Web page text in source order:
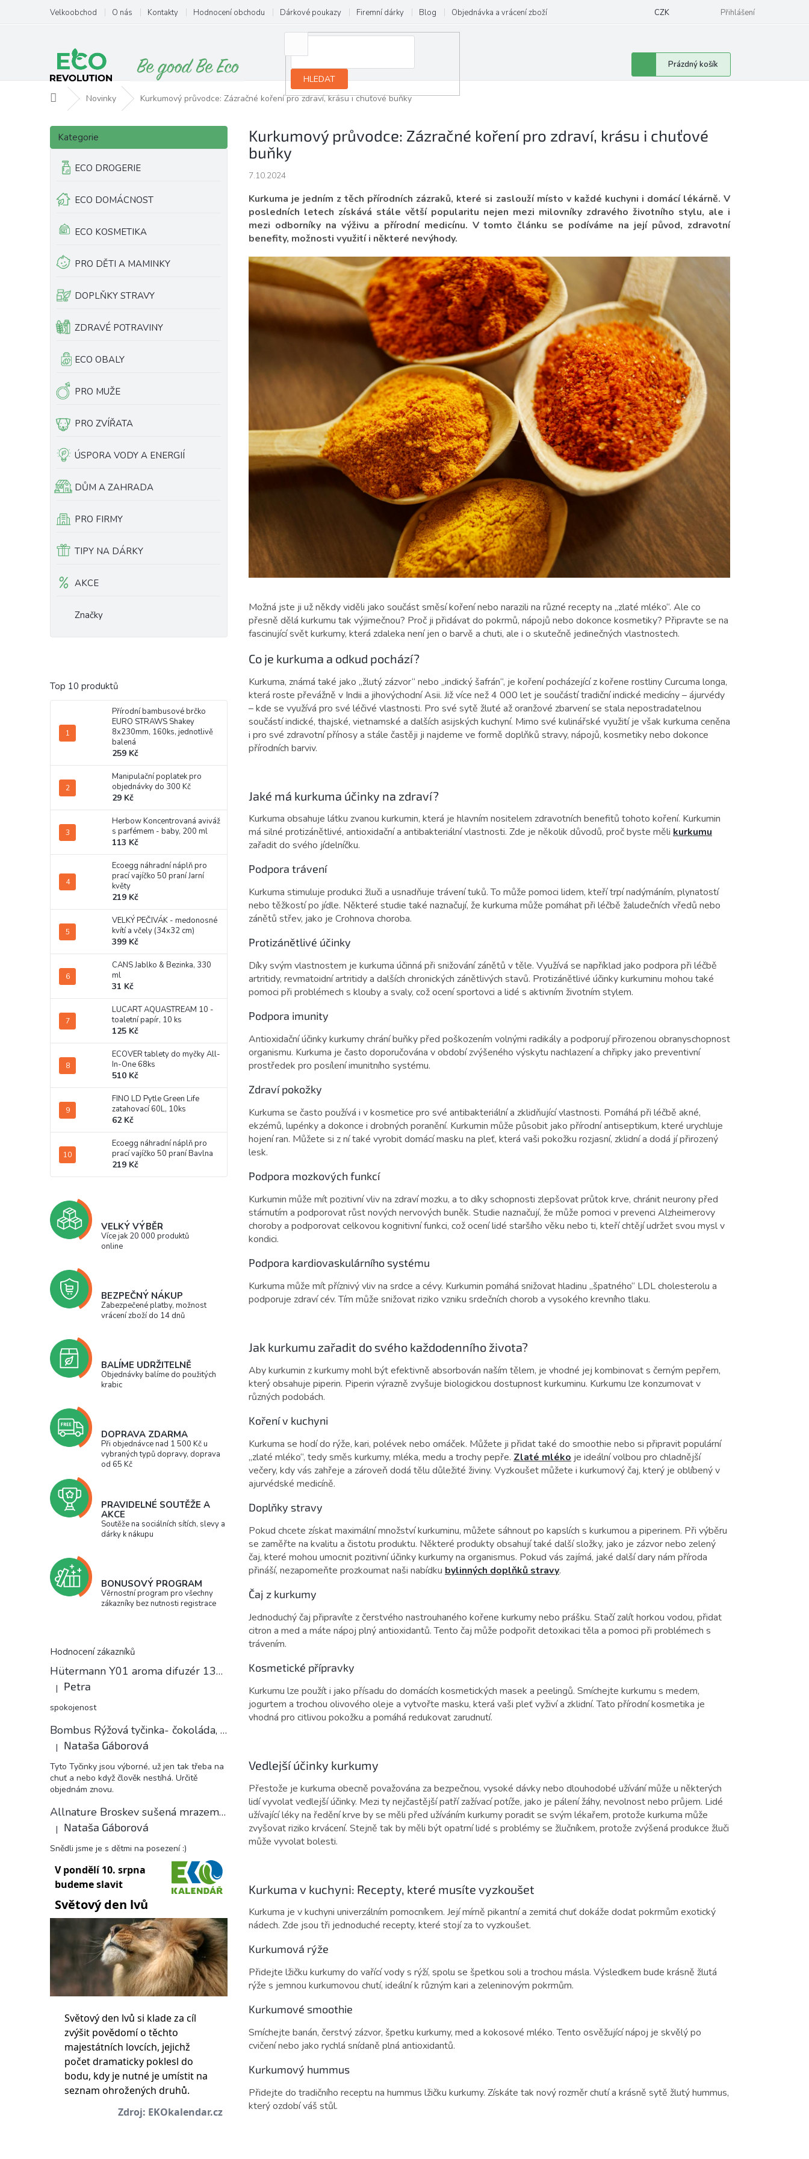
obsah
Velkoobchod O nás Kontakty Hodnocení obchodu Dárkové poukazy Firemní dárky Blog Objednávka a vrácení zboží CZK Přihlášení
HLEDAT
Nákupní
košík
Prázdný košík
Domů Novinky Kurkumový průvodce: Zázračné koření pro zdraví, krásu i chuťové buňky
P
s
n
n
Přeskočit
kategorie
Kategorie
ECO DROGERIE
ECO DOMÁCNOST
ECO KOSMETIKA
PRO DĚTI A MAMINKY
DOPLŇKY STRAVY
ZDRAVÉ POTRAVINY
ECO OBALY
PRO MUŽE
PRO ZVÍŘATA
ÚSPORA VODY A ENERGIÍ
DŮM A ZAHRADA
PRO FIRMY
TIPY NA DÁRKY
AKCE
Značky
Top 10 produktů
Přírodní bambusové brčko
EURO STRAWS Shakey
8x230mm, 160ks, jednotlivě
balená
259 Kč
Manipulační poplatek pro
objednávky do 300 Kč
29 Kč
Herbow Koncentrovaná aviváž
s parfémem - baby, 200 ml
113 Kč
Ecoegg náhradní náplň pro
prací vajíčko 50 praní Jarní
květy
219 Kč
VELKÝ PEČIVÁK - medonosné
kvítí a včely (34x32 cm)
399 Kč
CANS Jablko & Bezinka, 330
ml
31 Kč
LUCART AQUASTREAM 10 -
toaletní papír, 10 ks
125 Kč
ECOVER tablety do myčky All-
In-One 68ks
510 Kč
FINO LD Pytle Green Life
zatahovací 60L, 10ks
62 Kč
Ecoegg náhradní náplň pro
prací vajíčko 50 praní Bavlna
219 Kč
VELKÝ VÝBĚR
Více jak 20 000 produktů
online
BEZPEČNÝ NÁKUP
Zabezpečené platby, možnost
vrácení zboží do 14 dnů
BALÍME UDRŽITELNĚ
Objednávky balíme do použitých
krabic
DOPRAVA ZDARMA
Při objednávce nad 1 500 Kč u
vybraných typů dopravy, doprava
od 65 Kč
PRAVIDELNÉ SOUTĚŽE A
AKCE
Soutěže na sociálních sítích, slevy a
dárky k nákupu
BONUSOVÝ PROGRAM
Věrnostní program pro všechny
zákazníky bez nutnosti registrace
Hodnocení zákazníků
Hütermann Y01 aroma difuzér 130ml světlé dřevo - ultrazvukový, USB.
Hodnocení produktu je 5 z 5 hvězdiček.
| Petra
spokojenost
Bombus Rýžová tyčinka- čokoláda, 18 g
Hodnocení produktu je 5 z 5 hvězdiček.
| Nataša Gáborová
Tyto Tyčinky jsou výborné, už jen tak třeba na
chuť a nebo když člověk nestíhá. Určitě
objednám znovu.
Allnature Broskev sušená mrazem plátky, 15 g
Hodnocení produktu je 5 z 5 hvězdiček.
| Nataša Gáborová
Snědli jsme je s dětmi na posezení :)
Kurkumový průvodce: Zázračné koření pro zdraví, krásu i chuťové
buňky
7.10.2024
Kurkuma je jedním z těch přírodních zázraků, které si zaslouží místo v každé kuchyni i domácí lékárně. V
posledních letech získává stále větší popularitu nejen mezi milovníky zdravého životního stylu, ale i
mezi odborníky na výživu a přírodní medicínu. V tomto článku se podíváme na její původ, zdravotní
benefity, možnosti využití i některé nevýhody.
Možná jste ji už někdy viděli jako součást směsí koření nebo narazili na různé recepty na „zlaté mléko“. Ale co
přesně dělá kurkumu tak výjimečnou? Proč ji přidávat do pokrmů, nápojů nebo dokonce kosmetiky? Připravte se na
fascinující svět kurkumy, která zdaleka není jen o barvě a chuti, ale i o skutečně jedinečných vlastnostech.
Co je kurkuma a odkud pochází?
Kurkuma, známá také jako „žlutý zázvor“ nebo „indický šafrán“, je koření pocházející z kořene rostliny Curcuma longa,
která roste převážně v Indii a jihovýchodní Asii. Již více než 4 000 let je součástí tradiční indické medicíny – ájurvédy
– kde se využívá pro své léčivé vlastnosti. Pro své sytě žluté až oranžové zbarvení se stala nepostradatelnou
součástí indické, thajské, vietnamské a dalších asijských kuchyní. Mimo své kulinářské využití je však kurkuma ceněna
i pro své zdravotní přínosy a stále častěji ji najdeme ve formě doplňků stravy, nápojů, kosmetiky nebo dokonce
přírodních barviv.
Jaké má kurkuma účinky na zdraví?
Kurkuma obsahuje látku zvanou kurkumin, která je hlavním nositelem zdravotních benefitů tohoto koření. Kurkumin
má silné protizánětlivé, antioxidační a antibakteriální vlastnosti. Zde je několik důvodů, proč byste měli kurkumu
zařadit do svého jídelníčku.
Podpora trávení
Kurkuma stimuluje produkci žluči a usnadňuje trávení tuků. To může pomoci lidem, kteří trpí nadýmáním, plynatostí
nebo těžkostí po jídle. Některé studie také naznačují, že kurkuma může pomáhat při léčbě žaludečních vředů nebo
zánětů střev, jako je Crohnova choroba.
Protizánětlivé účinky
Díky svým vlastnostem je kurkuma účinná při snižování zánětů v těle. Využívá se například jako podpora při léčbě
artritidy, revmatoidní artritidy a dalších chronických zánětlivých stavů. Protizánětlivé účinky kurkuminu mohou také
pomoci při problémech s klouby a svaly, což ocení sportovci a lidé s aktivním životním stylem.
Podpora imunity
Antioxidační účinky kurkumy chrání buňky před poškozením volnými radikály a podporují přirozenou obranyschopnost
organismu. Kurkuma je často doporučována v období zvýšeného výskytu nachlazení a chřipky jako preventivní
prostředek pro posílení imunitního systému.
Zdraví pokožky
Kurkuma se často používá i v kosmetice pro své antibakteriální a zklidňující vlastnosti. Pomáhá při léčbě akné,
ekzémů, lupénky a dokonce i drobných poranění. Kurkumin může působit jako přírodní antiseptikum, které urychluje
hojení ran. Můžete si z ní také vyrobit domácí masku na pleť, která vaši pokožku rozjasní, zklidní a dodá jí přirozený
lesk.
Podpora mozkových funkcí
Kurkumin může mít pozitivní vliv na zdraví mozku, a to díky schopnosti zlepšovat průtok krve, chránit neurony před
stárnutím a podporovat růst nových nervových buněk. Studie naznačují, že může pomoci v prevenci Alzheimerovy
choroby a podporovat celkovou kognitivní funkci, což ocení lidé staršího věku nebo ti, kteří chtějí udržet svou mysl v
kondici.
Podpora kardiovaskulárního systému
Kurkuma může mít příznivý vliv na srdce a cévy. Kurkumin pomáhá snižovat hladinu „špatného“ LDL cholesterolu a
podporuje zdraví cév. Tím může snižovat riziko vzniku srdečních chorob a vysokého krevního tlaku.
Jak kurkumu zařadit do svého každodenního života?
Aby kurkumin z kurkumy mohl být efektivně absorbován naším tělem, je vhodné jej kombinovat s černým pepřem,
který obsahuje piperin. Piperin výrazně zvyšuje biologickou dostupnost kurkuminu. Kurkumu lze konzumovat v
různých podobách.
Koření v kuchyni
Kurkuma se hodí do rýže, kari, polévek nebo omáček. Můžete ji přidat také do smoothie nebo si připravit populární
„zlaté mléko“, tedy směs kurkumy, mléka, medu a trochy pepře. Zlaté mléko je ideální volbou pro chladnější
večery, kdy vás zahřeje a zároveň dodá tělu důležité živiny. Vyzkoušet můžete i kurkumový čaj, který je oblíbený v
ajurvédské medicíně.
Doplňky stravy
Pokud chcete získat maximální množství kurkuminu, můžete sáhnout po kapslích s kurkumou a piperinem. Při výběru
se zaměřte na kvalitu a čistotu produktu. Některé produkty obsahují také další složky, jako je zázvor nebo zelený
čaj, které mohou umocnit pozitivní účinky kurkumy na organismus. Pokud vás zajímá, jaké další dary nám příroda
přináší, nezapomeňte prozkoumat naši nabídku bylinných doplňků stravy.
Čaj z kurkumy
Jednoduchý čaj připravíte z čerstvého nastrouhaného kořene kurkumy nebo prášku. Stačí zalít horkou vodou, přidat
citron a med a máte nápoj plný antioxidantů. Tento čaj může podpořit detoxikaci těla a pomoci při problémech s
trávením.
Kosmetické přípravky
Kurkumu lze použít i jako přísadu do domácích kosmetických masek a peelingů. Smíchejte kurkumu s medem,
jogurtem a trochou olivového oleje a vytvořte masku, která vaši pleť vyživí a zklidní. Tato přírodní kosmetika je
vhodná pro citlivou pokožku a pomáhá redukovat zarudnutí.
Vedlejší účinky kurkumy
Přestože je kurkuma obecně považována za bezpečnou, vysoké dávky nebo dlouhodobé užívání může u některých
lidí vyvolat vedlejší účinky. Mezi ty nejčastější patří zažívací potíže, jako je pálení žáhy, nevolnost nebo průjem. Lidé
užívající léky na ředění krve by se měli před užíváním kurkumy poradit se svým lékařem, protože kurkuma může
zvyšovat riziko krvácení. Stejně tak by měli být opatrní lidé s problémy se žlučníkem, protože zvýšená produkce žluči
může vyvolat bolesti.
Kurkuma v kuchyni: Recepty, které musíte vyzkoušet
Kurkuma je v kuchyni univerzálním pomocníkem. Její mírně pikantní a zemitá chuť dokáže dodat pokrmům exotický
nádech. Zde jsou tři jednoduché recepty, které stojí za to vyzkoušet.
Kurkumová rýže
Přidejte lžičku kurkumy do vařící vody s rýží, spolu se špetkou soli a trochou másla. Výsledkem bude krásně žlutá
rýže s jemnou kurkumovou chutí, ideální k různým kari a zeleninovým pokrmům.
Kurkumové smoothie
Smíchejte banán, čerstvý zázvor, špetku kurkumy, med a kokosové mléko. Tento osvěžující nápoj je skvělý po
cvičení nebo jako rychlá snídaně plná antioxidantů.
Kurkumový hummus
Přidejte do tradičního receptu na hummus lžičku kurkumy. Získáte tak nový rozměr chutí a krásně sytě žlutý hummus,
který ozdobí váš stůl.